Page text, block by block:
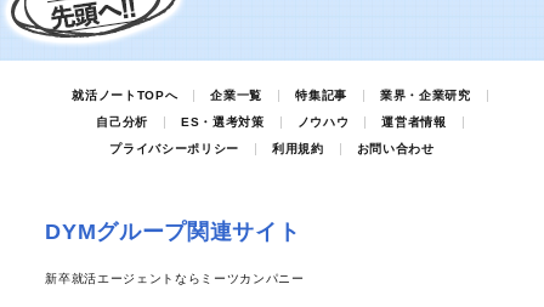
就活ノートTOPへ 企業一覧 特集記事
業界・企業研究
自己分析
ES・選考対策 ノウハウ
運営者情報
プライバシーポリシー
利用規約 お問い合わせ
DYMグループ関連サイト
新卒就活エージェントならミーツカンパニー